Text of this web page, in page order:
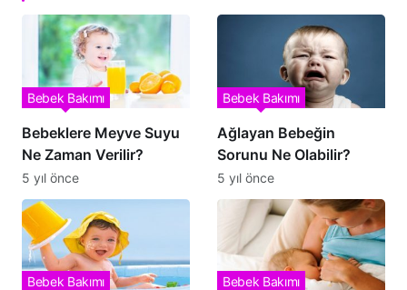
Bebeklere Meyve Suyu
Ne Zaman Verilir?
Bebek Bakımı
5 yıl önce
Ağlayan Bebeğin
Sorunu Ne Olabilir?
Bebek Bakımı
5 yıl önce
Bebek Bakımı Bebek Bakımı